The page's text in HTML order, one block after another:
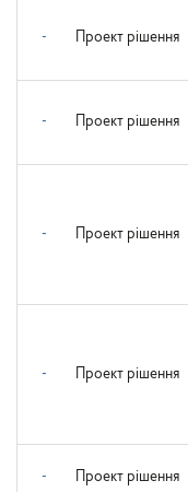
- Проект рішення
- Проект рішення
- Проект рішення
- Проект рішення
- Проект рішення